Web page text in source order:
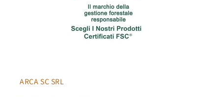
ARCA SC SRL